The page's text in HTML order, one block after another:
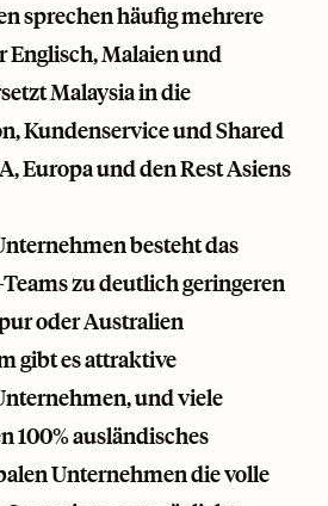
sprechen häufig mehrere
Englisch, Malaien und
Malaysia in die
Kundenservice und Shared
Europa und den Rest Asiens
besteht das
zu deutlich geringeren
oder Australien
gibt es attraktive
und viele
100% ausländisches
Unternehmen die volle